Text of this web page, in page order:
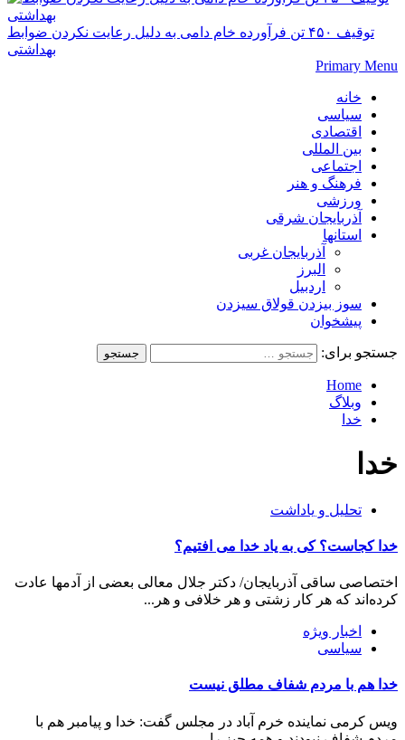
توقیف ۴۵۰ تن فرآورده خام دامی به دلیل رعایت نکردن ضوابط
بهداشتی
Primary Menu
خانه
سیاسی
اقتصادی
بین المللی
اجتماعی
فرهنگ و هنر
ورزشی
آذربایجان شرقی
استانها
آذربایجان غربی
البرز
اردبیل
سوز بیزدن قولاق سیزدن
پیشخوان
جستجو برای:
Home
وبلاگ
خدا
خدا
تحلیل و یاداشت
خدا کجاست؟ کی به یاد خدا می افتیم؟
اختصاصی ساقی آذربایجان/ دکتر جلال معالی بعضی از آدمها عادت
کرده‌اند که هر کار زشتی و هر خلافی و هر...
اخبار ویژه
سیاسی
خدا هم با مردم شفاف مطلق نیست
ویس کرمی نماینده خرم آباد در مجلس گفت: خدا و پیامبر هم با